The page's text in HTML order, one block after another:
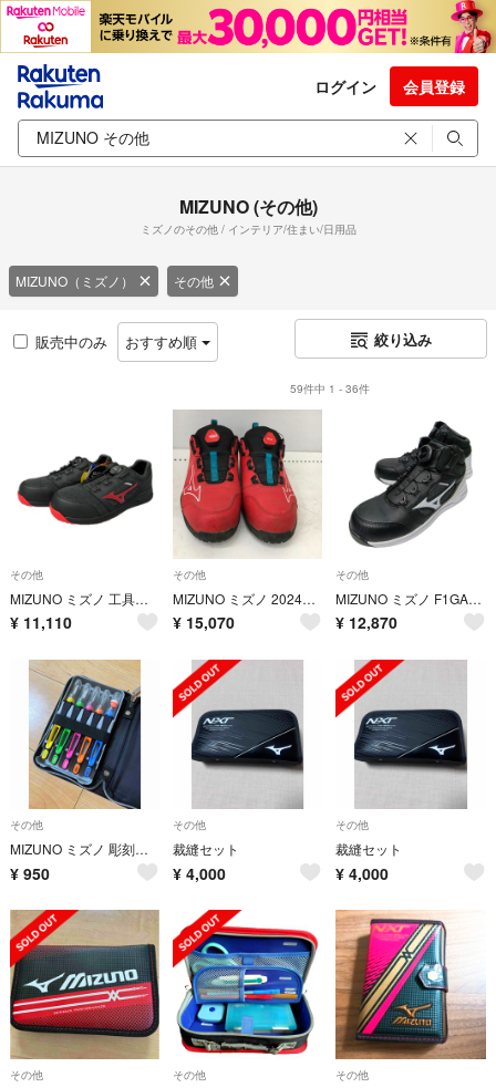
ログイン 会員登録
MIZUNO (その他)
ミズノのその他 / インテリア/住まい/日用品
MIZUNO（ミズノ） その他
販売中のみ おすすめ順 絞り込み
59件中 1 - 36件
その他
MIZUNO ミズノ 工具関連用品 安全靴 オールマイティ ダイヤル ローカット 作業靴 27.5cm F1GA220209 ブラック
¥ 11,110
その他
MIZUNO ミズノ 2024年 限定 安全靴 26cm F1GA240262 レッド
¥ 15,070
その他
MIZUNO ミズノ F1GA220309 未使用品 本体のみ 26.5 F1GA220309
¥ 12,870
その他
MIZUNO ミズノ 彫刻刀セット 5本組 彫刻刀 図工 小学生 中学生マルチカラー
¥ 950
その他
裁縫セット
¥ 4,000
その他
裁縫セット
¥ 4,000
その他 その他 その他